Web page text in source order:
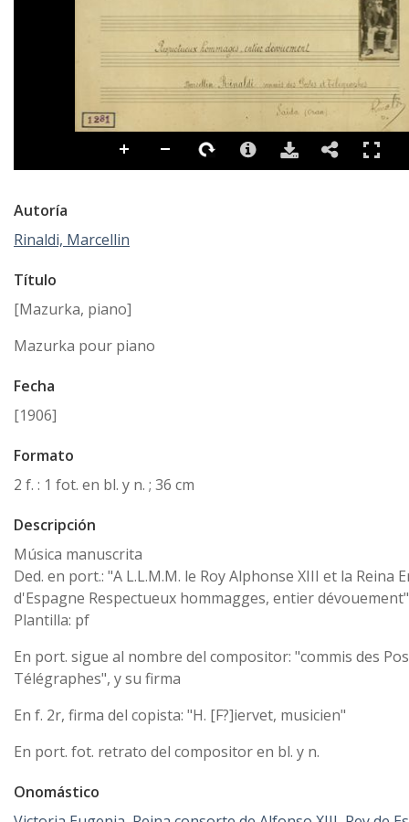
Autoría
Rinaldi, Marcellin
Título
[Mazurka, piano]
Mazurka pour piano
Fecha
[1906]
Formato
2 f. : 1 fot. en bl. y n. ; 36 cm
Descripción
Música manuscrita
Ded. en port.: "A L.L.M.M. le Roy Alphonse XIII et la Reina
d'Espagne Respectueux hommagges, entier dévouement"
Plantilla: pf
En port. sigue al nombre del compositor: "commis des
Télégraphes", y su firma
En f. 2r, firma del copista: "H. [F?]iervet, musicien"
En port. fot. retrato del compositor en bl. y n.
Onomástico